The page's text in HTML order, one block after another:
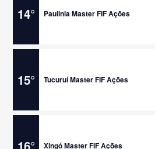
14° Paulinia Master FIF Ações
15° Tucuruí Master FIF Ações
16° Xingó Master FIF Ações